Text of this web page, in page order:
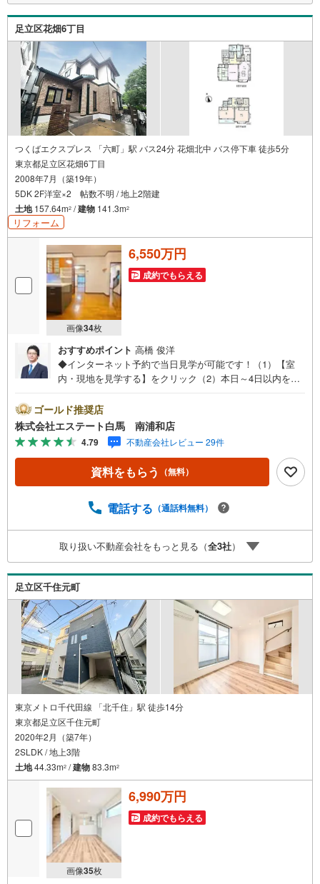
【営業時間9:00～20:00】
この時間帯はお電話でのお問い合わせがスムーズにご案内が出来ます。
物件をご覧になりたい場合は「室内・現地を見学する」ボタンよりお問合
せ下さい。
〇●アドキャストの特徴●〇
【1】毎月70組様限定！簡易ライフプラン作成
住宅購入後50年間のライフプラン＆キャッシュフロー表を作成します！
【2】当社オリジナル物件調査報告書
徹底的な近隣聞き込みを含め調査結果を説明いたします！
【3】住宅購入WEBセミナー（無料）
住宅の探し方、良い物件の見極め方、住宅ローンに関してなどWEBセミナ
ーを配信しております！
【4】キッズスペース完備
お子様にはおもちゃ、絵本などのご用意をしていますので、
ご家族でのご来店をお待ちしています^^
【5】ご連絡の方法は、お客様のご希望に合わせて♪
ショートメールやLINEでのやり取りも大丈夫です^^
紙で比較をしたいから郵送のご希望もお気軽にお申し付け下さい。
足立区花畑6丁目
つくばエクスプレス 「六町」駅 バス24分 花畑北中 バス停下車 徒歩5分
東京都足立区花畑6丁目
2008年7月（築19年）
5DK 2F洋室×2 帖数不明 / 地上2階建
土地157.64m2 /建物 141.3m2
リフォーム
画像34枚
6,550万円
成約でもらえる
おすすめポイント 高橋 俊洋
◆インターネット予約で当日見学が可能です！（1）【室
内・現地を見学する】をクリック（2）本日～4日以内をご
ください。◆10:00～21:00はお電話でのお問い合わせがス
ムーズです。●全室床暖房付き●WIC付き●南側公園に面し
ており開放感あります【Yahoo！ 不動産キャンペーン対象
店舗です】 当店で物件を成約するとPayPayボーナスをプ
レゼント！◆エステート白馬の5大サポート◆1.FP相談サ
ポート社外のファイナンシャルプランナーと資金相談が無
年の設備修理サービスが無料で付帯3.注文住宅「白馬の
提案可能4.見学時、建築士同行サービス目視検査やリフォ
ーム費用をお伝えするなどの無料サービス5.お引渡し後も
しっかりサポートCSサポート室がお引渡し後のお悩みもし
っかりサポートします
ゴールド推奨店
株式会社エステート白馬 南浦和店
4.79 不動産会社レビュー 29件
資料をもらう （無料）
電話する （通話料無料）
取り扱い不動産会社をもっと見る（全3社）
足立区千住元町
東京メトロ千代田線 「北千住」駅 徒歩14分
東京都足立区千住元町
2020年2月（築7年）
2SLDK / 地上3階
土地44.33m2 /建物83.3m2
画像35枚
6,990万円
成約でもらえる